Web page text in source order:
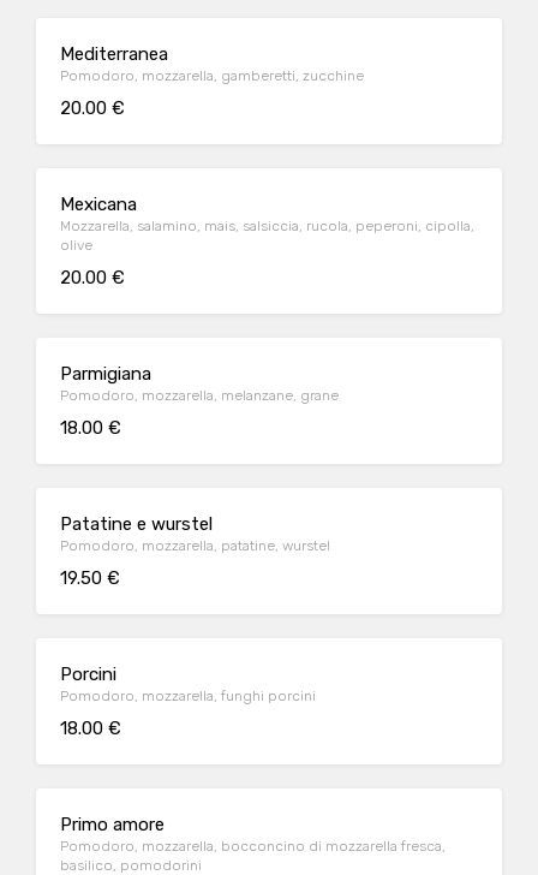
Mediterranea
Pomodoro, mozzarella, gamberetti, zucchine
20.00 €
Mexicana
Mozzarella, salamino, mais, salsiccia, rucola, peperoni, cipolla,
olive
20.00 €
Parmigiana
Pomodoro, mozzarella, melanzane, grane
18.00 €
Patatine e wurstel
Pomodoro, mozzarella, patatine, wurstel
19.50 €
Porcini
Pomodoro, mozzarella, funghi porcini
18.00 €
Primo amore
Pomodoro, mozzarella, bocconcino di mozzarella fresca,
basilico, pomodorini